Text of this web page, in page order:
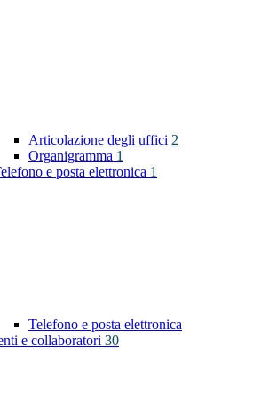
Articolazione degli uffici 2
Organigramma 1
e posta elettronica 1
Telefono e posta elettronica
e collaboratori 30